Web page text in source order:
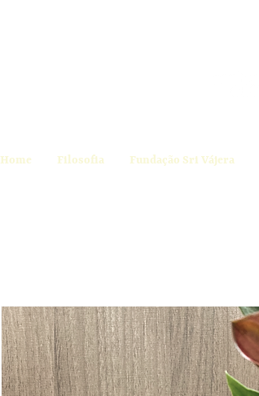
Home Filosofia Fundação Sri Vájera